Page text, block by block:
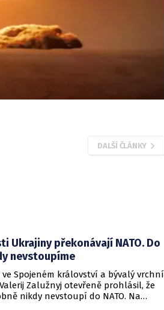
DALŠÍ ČLÁNKY
Ukrajiny překonávají NATO. Do
nevstoupíme
Spojeném království a bývalý vrchní
Zalužnyj otevřeně prohlásil, že
nikdy nevstoupí do NATO. Na